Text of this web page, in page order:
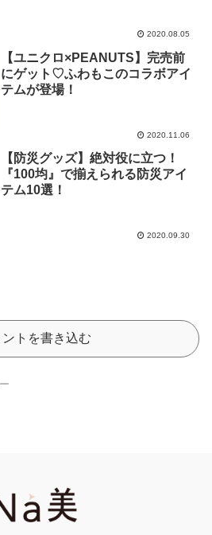
2020.08.05
【ユニクロ×PEANUTS】完売前
にゲット♡ふわもこのコラボアイ
テムが登場！
2020.11.06
【防災グッズ】絶対役に立つ！
『100均』で揃えられる防災アイ
テム10選！
2020.09.30
ントを書き込む